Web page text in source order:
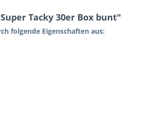
Tacky 30er Box bunt"
folgende Eigenschaften aus: